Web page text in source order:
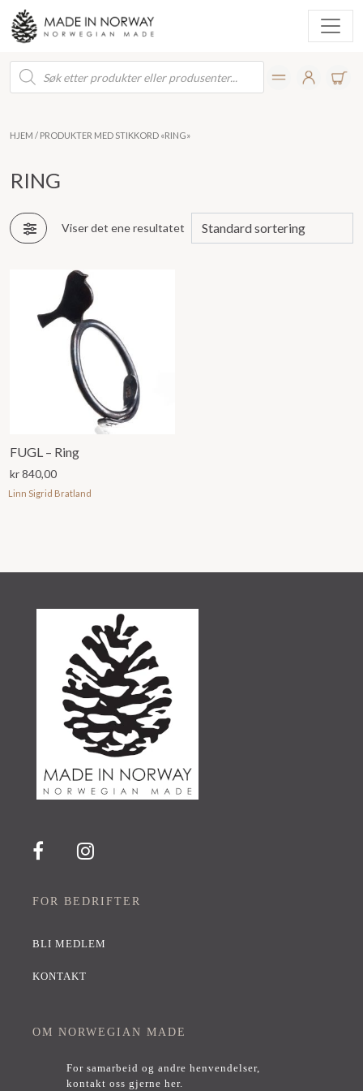
Products
search
HJEM / PRODUKTER MED STIKKORD «RING»
RING
Viser det ene resultatet
FUGL – Ring
kr840,00
Linn Sigrid Bratland
FOR BEDRIFTER
BLI MEDLEM
KONTAKT
OM NORWEGIAN MADE
For samarbeid og andre henvendelser,
kontakt oss gjerne her.